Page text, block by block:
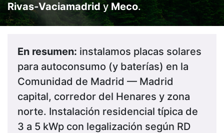
Rivas‑VaciamadridyMeco.
En resumen: instalamos placas solares
para autoconsumo (y baterías) en la
Comunidad de Madrid — Madrid
capital, corredor del Henares y zona
norte. Instalación residencial típica de
3 a 5 kWp con legalización según RD